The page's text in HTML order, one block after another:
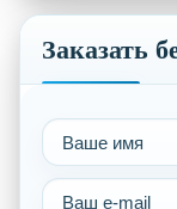
Заказать